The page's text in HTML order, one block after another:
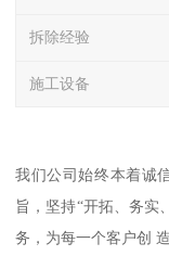
拆除经验
施工设备
我们公司始终本着诚
旨，坚持“开拓、务实
务，为每一个客户创